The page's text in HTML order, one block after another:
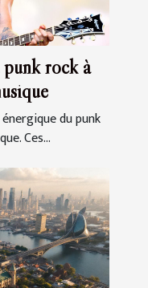
rock à
du punk
Ces...